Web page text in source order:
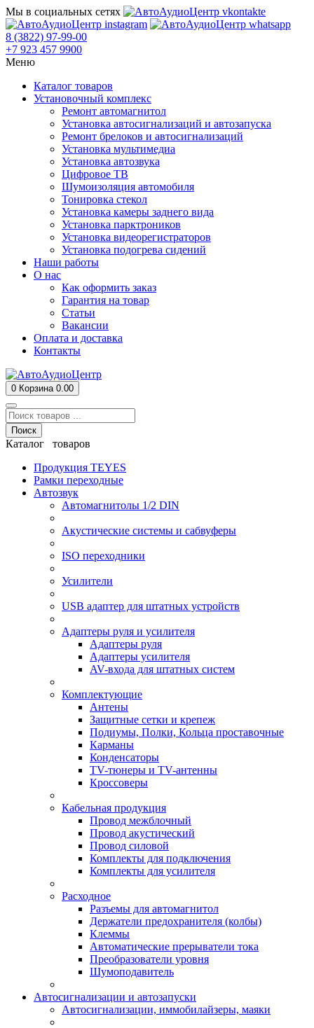
Мы в социальных сетях
8 (3822) 97-99-00
+7 923 457 9900
Меню
Каталог товаров
Установочный комплекс
Ремонт автомагнитол
Установка автосигнализаций и автозапуска
Ремонт брелоков и автосигнализаций
Установка мультимедиа
Установка автозвука
Цифровое ТВ
Шумоизоляция автомобиля
Тонировка стекол
Установка камеры заднего вида
Установка парктроников
Установка видеорегистраторов
Установка подогрева сидений
Наши работы
О нас
Как оформить заказ
Гарантия на товар
Статьи
Вакансии
Оплата и доставка
Контакты
0 Корзина 0.00
Поиск
Каталог товаров
Продукция TEYES
Рамки переходные
Автозвук
Автомагнитолы 1/2 DIN
Акустические системы и сабвуферы
ISO переходники
Усилители
USB адаптер для штатных устройств
Адаптеры руля и усилителя
Адаптеры руля
Адаптеры усилителя
AV-входа для штатных систем
Комплектующие
Антены
Защитные сетки и крепеж
Подиумы, Полки, Кольца проставочные
Карманы
Конденсаторы
TV-тюнеры и TV-антенны
Кроссоверы
Кабельная продукция
Провод межблочный
Провод акустический
Провод силовой
Комплекты для подключения
Комплекты для усилителя
Расходное
Разъемы для автомагнитол
Держатели предохранителя (колбы)
Клеммы
Автоматические прерыватели тока
Преобразователи уровня
Шумоподавитель
Автосигнализации и автозапуски
Автосигнализации, иммобилайзеры, маяки